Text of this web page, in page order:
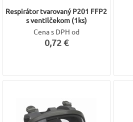
Respirátor tvarovaný P201 FFP2
s ventilčekom (1ks)
Cena s DPH od
0,72 €